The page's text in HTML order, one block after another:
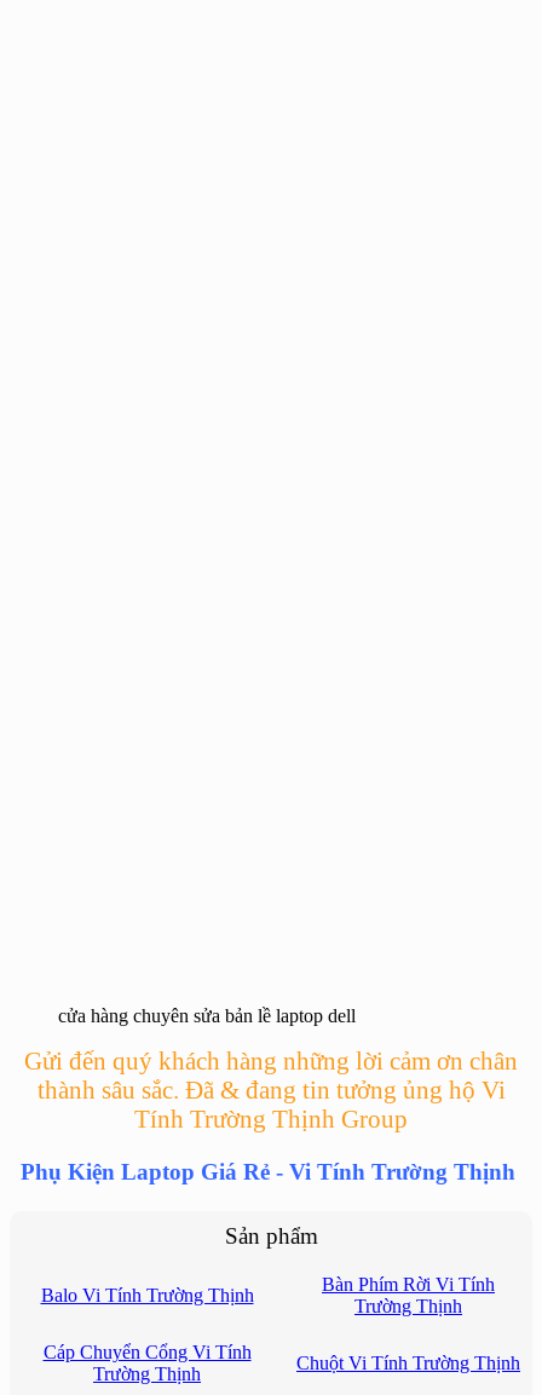
cửa hàng chuyên sửa bản lề laptop dell
Gửi đến quý khách hàng những lời cảm ơn chân
thành sâu sắc. Đã & đang tin tưởng ủng hộ Vi
Tính Trường Thịnh Group
Phụ Kiện Laptop Giá Rẻ - Vi Tính Trường Thịnh
Sản phẩm
Balo Vi Tính Trường Thịnh
Bàn Phím Rời Vi Tính
Trường Thịnh
Cáp Chuyển Cổng Vi Tính
Trường Thịnh
Chuột Vi Tính Trường Thịnh